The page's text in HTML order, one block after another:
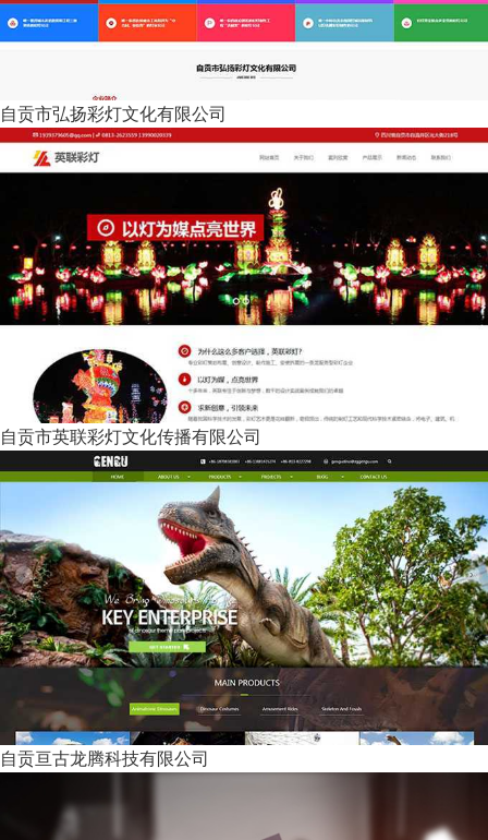
自贡市弘扬彩灯文化有限公司
自贡市英联彩灯文化传播有限公司
自贡亘古龙腾科技有限公司